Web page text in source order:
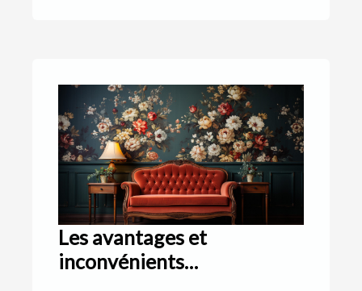
Les avantages et
inconvénients